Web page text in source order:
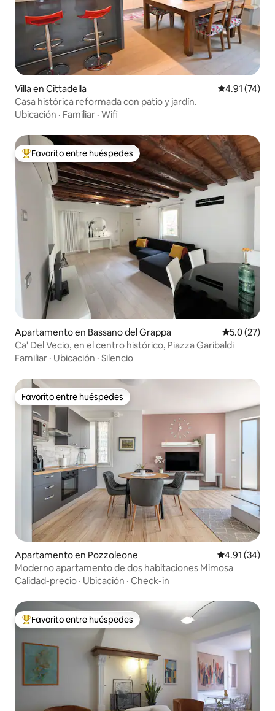
Villa en Cittadella Calificación
4.91 (74)
Casa histórica reformada con patio y jardín.
Ubicación · Familiar · Wifi
Favorito entre huéspedes preferido
Favorito entre huéspedes
Apartamento en Bassano del Grappa Calificación
5.0 (27)
Ca' Del Vecio, en el centro histórico, Piazza Garibaldi
Familiar · Ubicación · Silencio
Favorito entre huéspedes
Favorito entre huéspedes
Apartamento en Pozzoleone Calificación
4.91 (34)
Moderno apartamento de dos habitaciones Mimosa
Calidad-precio · Ubicación · Check-in
Favorito entre huéspedes preferido
Favorito entre huéspedes